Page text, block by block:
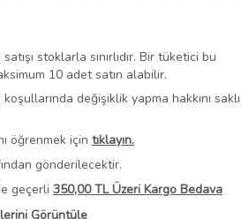
stoklarla sınırlıdır. Bir tüketici bu
10 adet satın alabilir.
değişiklik yapma hakkını saklı
öğrenmek için tıklayın.
gönderilecektir.
geçerli 350,00 TL Üzeri Kargo Bedava
Görüntüle